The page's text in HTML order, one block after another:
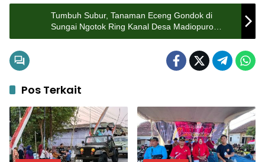
Tumbuh Subur, Tanaman Eceng Gondok di
Sungai Ngotok Ring Kanal Desa Madiopuro
Jombang Bikin Warga Resah
Pos Terkait